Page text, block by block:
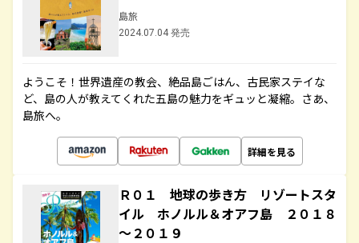
島旅
2024.07.04 発売
ようこそ！世界遺産の教会、絶品島ごはん、古民家ステイな
ど、島の人が教えてくれた五島の魅力をギュッと凝縮。さあ、
島旅へ。
詳細を見る
Ｒ０１ 地球の歩き方 リゾートスタ
イル ホノルル＆オアフ島 ２０１８
～２０１９